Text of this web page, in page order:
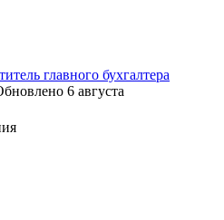
главного бухгалтера
6 августа